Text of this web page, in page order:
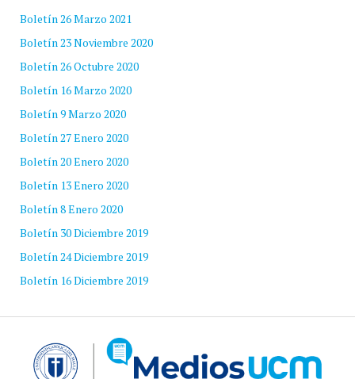
Boletín 26 Marzo 2021
Boletín 23 Noviembre 2020
Boletín 26 Octubre 2020
Boletín 16 Marzo 2020
Boletín 9 Marzo 2020
Boletín 27 Enero 2020
Boletín 20 Enero 2020
Boletín 13 Enero 2020
Boletín 8 Enero 2020
Boletín 30 Diciembre 2019
Boletín 24 Diciembre 2019
Boletín 16 Diciembre 2019